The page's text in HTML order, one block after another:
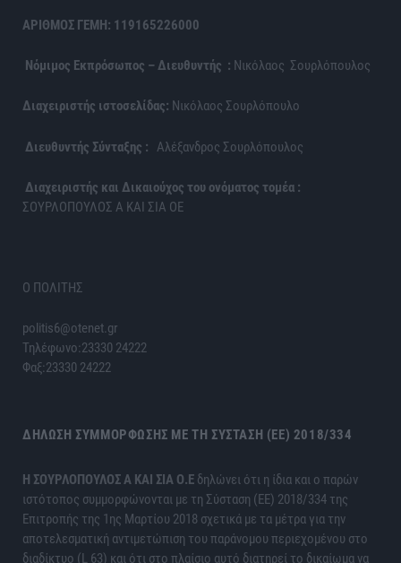
ΑΡΙΘΜΟΣ ΓΕΜΗ: 119165226000
Νόμιμος Εκπρόσωπος – Διευθυντής : Νικόλαος Σουρλόπουλος
Διαχειριστής ιστοσελίδας: Νικόλαος Σουρλόπουλο
Διευθυντής Σύνταξης : Αλέξανδρος Σουρλόπουλος
Διαχειριστής και Δικαιούχος του ονόματος τομέα :
ΣΟΥΡΛΟΠΟΥΛΟΣ Α ΚΑΙ ΣΙΑ ΟΕ
Ο ΠΟΛΙΤΗΣ
politis6@otenet.gr
Τηλέφωνο:23330 24222
Φαξ:23330 24222
ΔΉΛΩΣΗ ΣΥΜΜΌΡΦΩΣΗΣ ΜΕ ΤΗ ΣΎΣΤΑΣΗ (ΕΕ) 2018/334
H ΣΟΥΡΛΟΠΟΥΛΟΣ Α ΚΑΙ ΣΙΑ Ο.Ε δηλώνει ότι η ίδια και ο παρών
ιστότοπος συμμορφώνονται με τη Σύσταση (ΕΕ) 2018/334 της
Επιτροπής της 1ης Μαρτίου 2018 σχετικά με τα μέτρα για την
αποτελεσματική αντιμετώπιση του παράνομου περιεχομένου στο
διαδίκτυο (L 63) και ότι στο πλαίσιο αυτό διατηρεί το δικαίωμα να